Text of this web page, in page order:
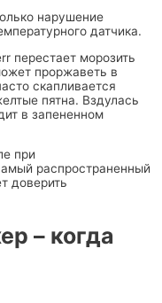
нарушение
датчика.
перестает морозить
проржаветь в
скапливается
пятна. Вздулась
в запененном
при
распространенный
доверить
– когда